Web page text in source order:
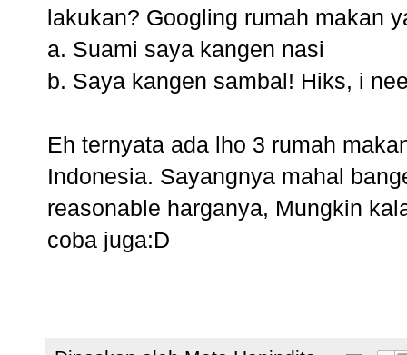
lakukan? Googling rumah makan
a. Suami saya kangen nasi
b. Saya kangen sambal! Hiks, i
Eh ternyata ada lho 3 rumah
Indonesia. Sayangnya mahal
reasonable harganya, Mungkin
coba juga:D